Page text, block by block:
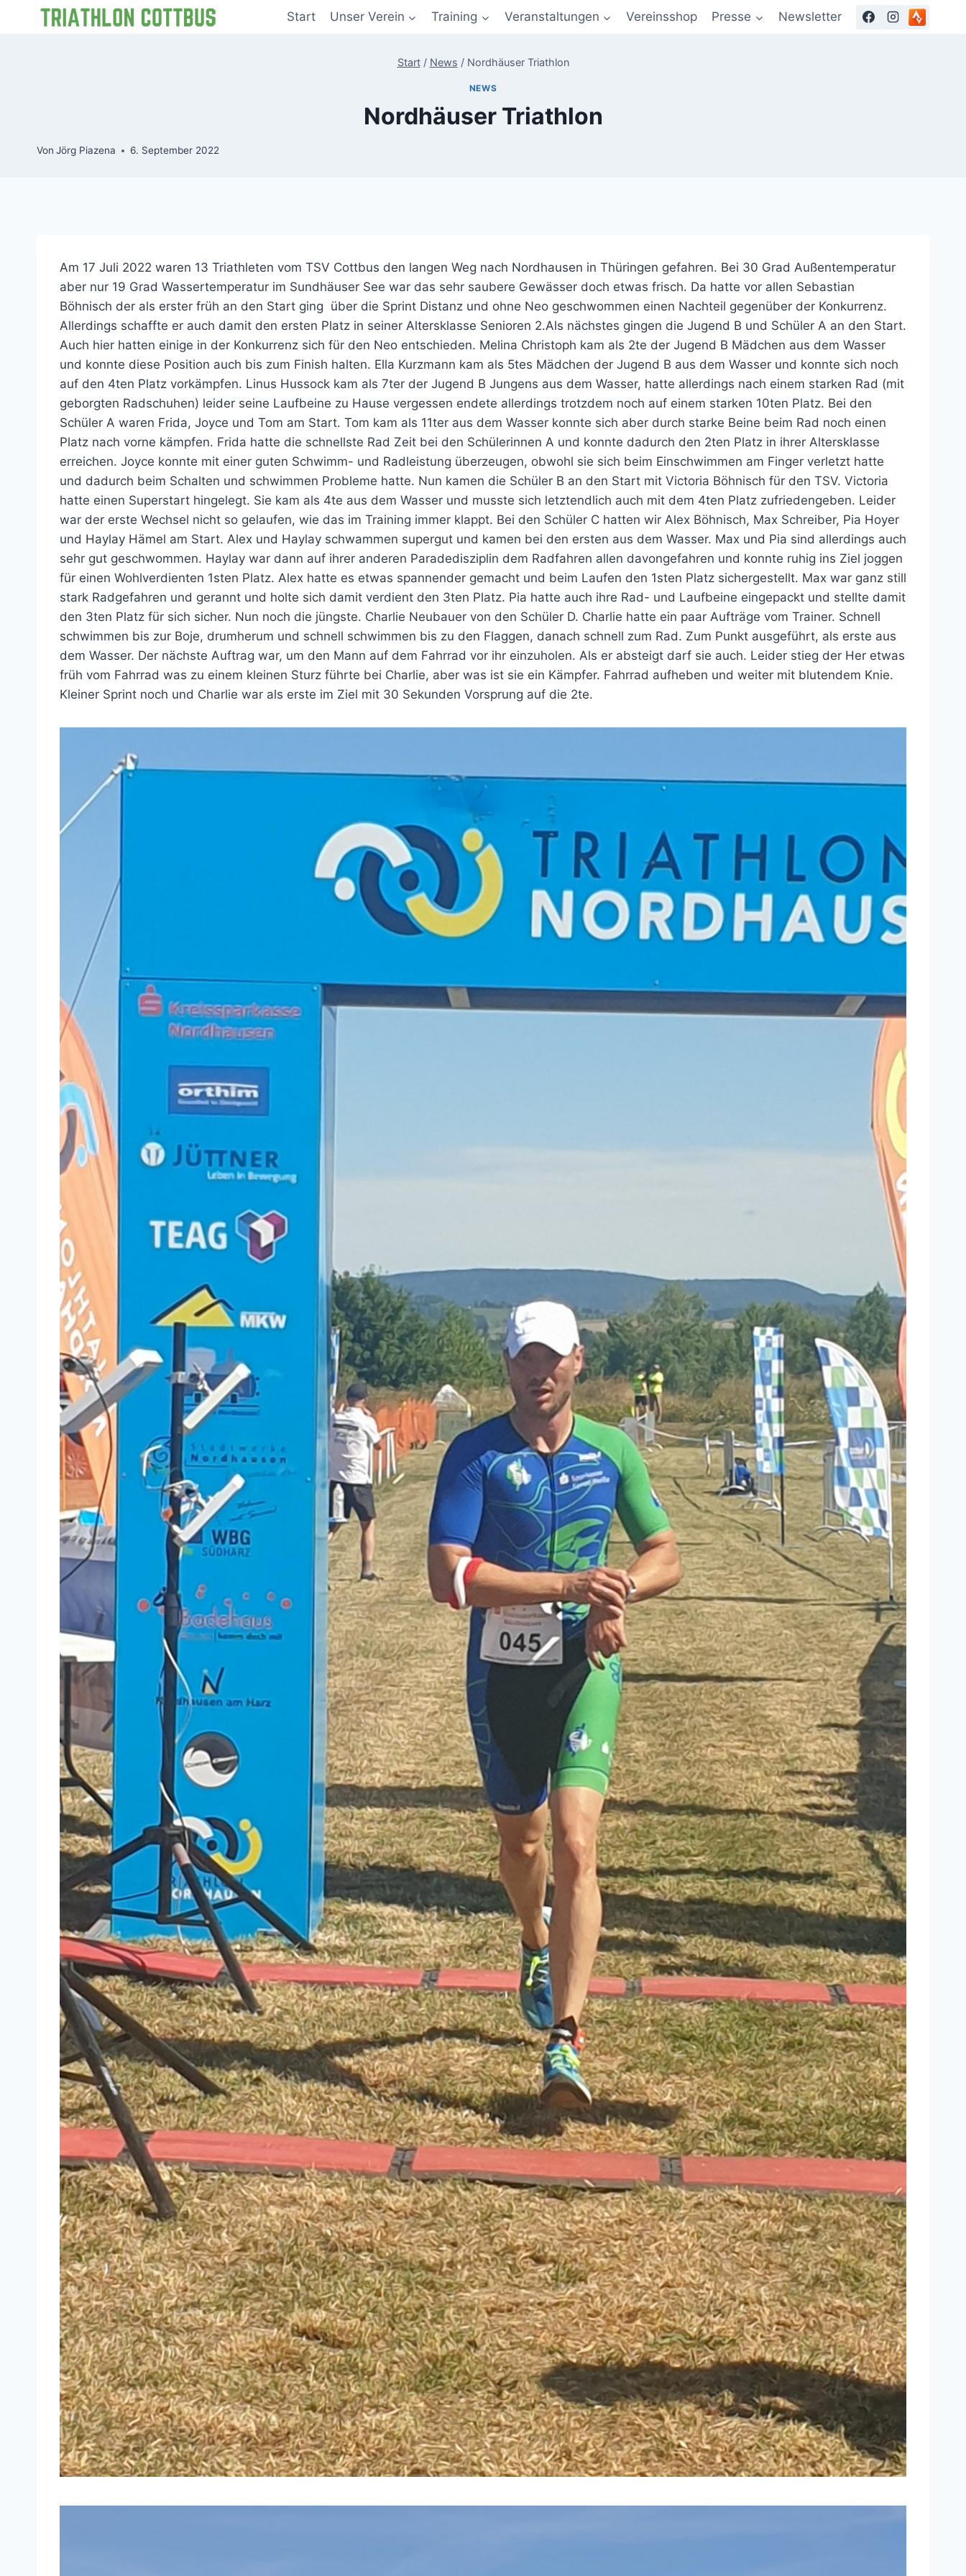
Start Unser Verein Training Veranstaltungen Vereinsshop Presse Newsletter
Start / News / Nordhäuser Triathlon
NEWS
Nordhäuser Triathlon
Von Jörg Piazena 6. September 2022
Am 17 Juli 2022 waren 13 Triathleten vom TSV Cottbus den langen Weg nach Nordhausen in Thüringen gefahren. Bei 30 Grad Außentemperatur
aber nur 19 Grad Wassertemperatur im Sundhäuser See war das sehr saubere Gewässer doch etwas frisch. Da hatte vor allen Sebastian
Böhnisch der als erster früh an den Start ging über die Sprint Distanz und ohne Neo geschwommen einen Nachteil gegenüber der Konkurrenz.
Allerdings schaffte er auch damit den ersten Platz in seiner Altersklasse Senioren 2.Als nächstes gingen die Jugend B und Schüler A an den Start.
Auch hier hatten einige in der Konkurrenz sich für den Neo entschieden. Melina Christoph kam als 2te der Jugend B Mädchen aus dem Wasser
und konnte diese Position auch bis zum Finish halten. Ella Kurzmann kam als 5tes Mädchen der Jugend B aus dem Wasser und konnte sich noch
auf den 4ten Platz vorkämpfen. Linus Hussock kam als 7ter der Jugend B Jungens aus dem Wasser, hatte allerdings nach einem starken Rad (mit
geborgten Radschuhen) leider seine Laufbeine zu Hause vergessen endete allerdings trotzdem noch auf einem starken 10ten Platz. Bei den
Schüler A waren Frida, Joyce und Tom am Start. Tom kam als 11ter aus dem Wasser konnte sich aber durch starke Beine beim Rad noch einen
Platz nach vorne kämpfen. Frida hatte die schnellste Rad Zeit bei den Schülerinnen A und konnte dadurch den 2ten Platz in ihrer Altersklasse
erreichen. Joyce konnte mit einer guten Schwimm- und Radleistung überzeugen, obwohl sie sich beim Einschwimmen am Finger verletzt hatte
und dadurch beim Schalten und schwimmen Probleme hatte. Nun kamen die Schüler B an den Start mit Victoria Böhnisch für den TSV. Victoria
hatte einen Superstart hingelegt. Sie kam als 4te aus dem Wasser und musste sich letztendlich auch mit dem 4ten Platz zufriedengeben. Leider
war der erste Wechsel nicht so gelaufen, wie das im Training immer klappt. Bei den Schüler C hatten wir Alex Böhnisch, Max Schreiber, Pia Hoyer
und Haylay Hämel am Start. Alex und Haylay schwammen supergut und kamen bei den ersten aus dem Wasser. Max und Pia sind allerdings auch
sehr gut geschwommen. Haylay war dann auf ihrer anderen Paradedisziplin dem Radfahren allen davongefahren und konnte ruhig ins Ziel joggen
für einen Wohlverdienten 1sten Platz. Alex hatte es etwas spannender gemacht und beim Laufen den 1sten Platz sichergestellt. Max war ganz still
stark Radgefahren und gerannt und holte sich damit verdient den 3ten Platz. Pia hatte auch ihre Rad- und Laufbeine eingepackt und stellte damit
den 3ten Platz für sich sicher. Nun noch die jüngste. Charlie Neubauer von den Schüler D. Charlie hatte ein paar Aufträge vom Trainer. Schnell
schwimmen bis zur Boje, drumherum und schnell schwimmen bis zu den Flaggen, danach schnell zum Rad. Zum Punkt ausgeführt, als erste aus
dem Wasser. Der nächste Auftrag war, um den Mann auf dem Fahrrad vor ihr einzuholen. Als er absteigt darf sie auch. Leider stieg der Her etwas
früh vom Fahrrad was zu einem kleinen Sturz führte bei Charlie, aber was ist sie ein Kämpfer. Fahrrad aufheben und weiter mit blutendem Knie.
Kleiner Sprint noch und Charlie war als erste im Ziel mit 30 Sekunden Vorsprung auf die 2te.